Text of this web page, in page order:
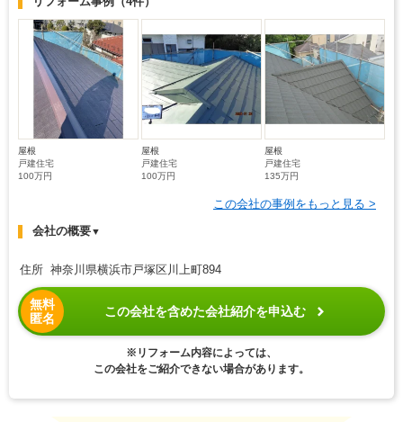
屋根
戸建住宅
100万円
屋根
戸建住宅
100万円
屋根
戸建住宅
135万円
この会社の事例をもっと見る >
会社の概要▼
住所 神奈川県横浜市戸塚区川上町894
無料
匿名
この会社を含めた会社紹介を申込む
※リフォーム内容によっては、
この会社をご紹介できない場合があります。